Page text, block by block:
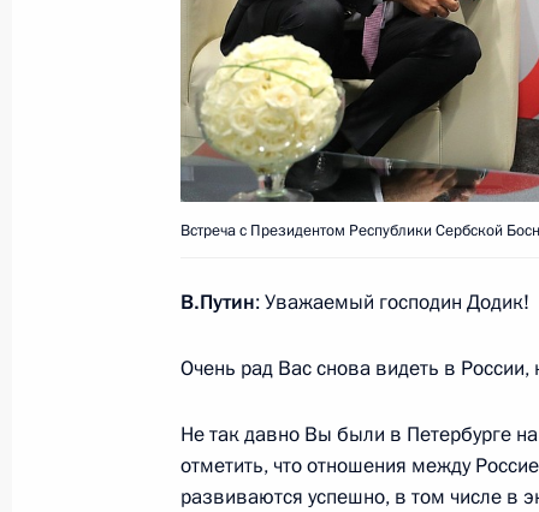
Подписан Указ об Управлении
сотрудничеству
2 октября 2018 года, 19:20
Совещание с членами
2 октября 2018 года, 18:00 Москва, Кремль
2 октября 2018 года, 17:30 Москва, Кремль
Встреча с Игорем Артамоновым
Встреча с Президентом Республики Сербской
В.Путин: Уважаемый господин Додик!
Очень рад Вас снова видеть в России,
Не так давно Вы были в Петербурге
отметить, что отношения между
развиваются успешно, в том числе в